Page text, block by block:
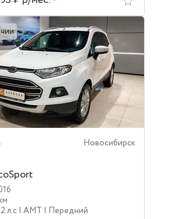
Новосибирск
л.c | AMT | Передний